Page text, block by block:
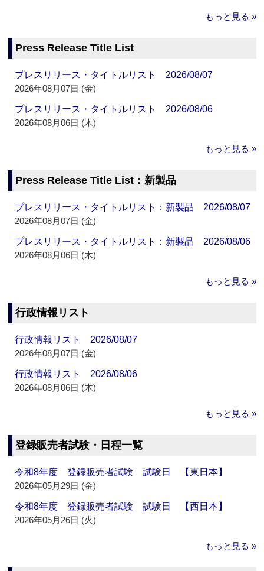
もっと見る »
Press Release Title List
プレスリリース・タイトルリスト 2026/08/07
2026年08月07日 (金)
プレスリリース・タイトルリスト 2026/08/06
2026年08月06日 (木)
もっと見る »
Press Release Title List：新製品
プレスリリース・タイトルリスト：新製品 2026/08/07
2026年08月07日 (金)
プレスリリース・タイトルリスト：新製品 2026/08/06
2026年08月06日 (木)
もっと見る »
行政情報リスト
行政情報リスト 2026/08/07
2026年08月07日 (金)
行政情報リスト 2026/08/06
2026年08月06日 (木)
もっと見る »
登録販売者試験・日程一覧
令和8年度 登録販売者試験 試験日 【東日本】
2026年05月29日 (金)
令和8年度 登録販売者試験 試験日 【西日本】
2026年05月26日 (火)
もっと見る »